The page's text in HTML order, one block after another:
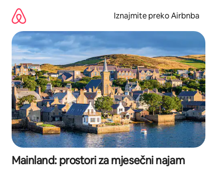
sadržaj
Iznajmite preko Airbnba
Mainland: prostori za mjesečni najam